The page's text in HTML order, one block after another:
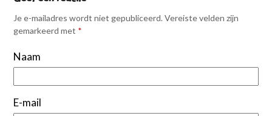
Je e-mailadres wordt niet gepubliceerd. Vereiste velden zijn
gemarkeerd met *
Naam
E-mail